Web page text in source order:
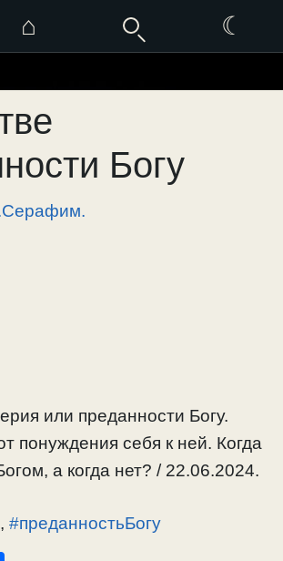
⌂ ☾
Богу
или преданности Богу.
понуждения себя к ней. Когда
а когда нет? / 22.06.2024.
, #преданностьБогу